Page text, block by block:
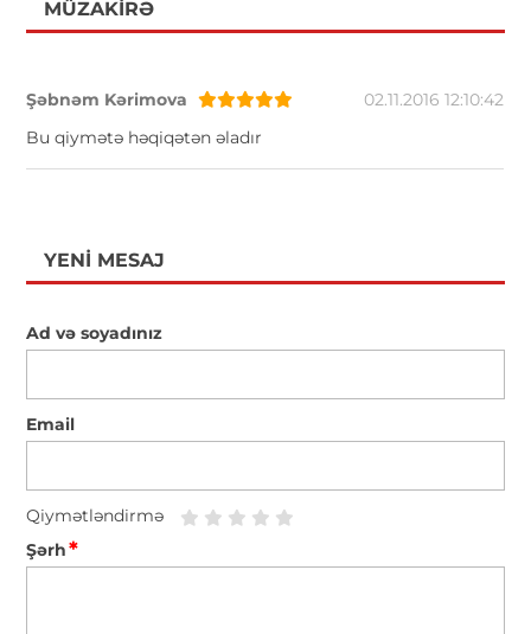
MÜZAKIRƏ
Şəbnəm Kərimova
02.11.2016 12:10:42
Bu qiymətə həqiqətən əladır
YENI MESAJ
Ad və soyadınız
Email
Qiymətləndirmə
Şərh*